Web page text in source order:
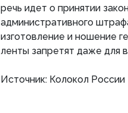
речь идет о принятии
административного
изготовление и ношение
ленты запретят даже для
Источник: Колокол России